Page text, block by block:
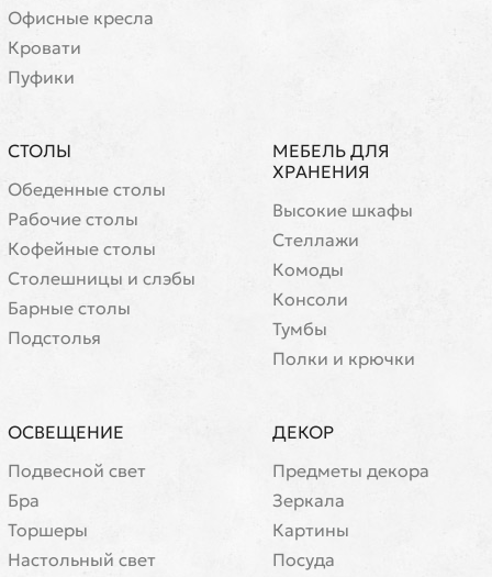
Офисные кресла
Кровати
Пуфики
СТОЛЫ
Обеденные столы
Рабочие столы
Кофейные столы
Cтолешницы и слэбы
Барные столы
Подстолья
МЕБЕЛЬ ДЛЯ
ХРАНЕНИЯ
Высокие шкафы
Стеллажи
Комоды
Консоли
Тумбы
Полки и крючки
ОСВЕЩЕНИЕ
Подвесной свет
Бра
Торшеры
Настольный свет
ДЕКОР
Предметы декора
Зеркала
Картины
Посуда